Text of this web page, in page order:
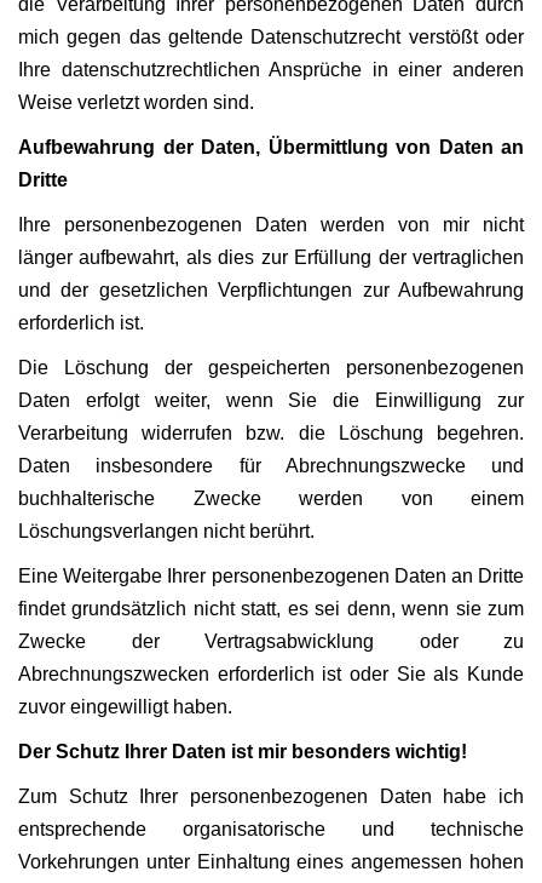
die Verarbeitung Ihrer personenbezogenen Daten durch
mich gegen das geltende Datenschutzrecht verstößt oder
Ihre datenschutzrechtlichen Ansprüche in einer anderen
Weise verletzt worden sind.
Aufbewahrung der Daten, Übermittlung von Daten an
Dritte
Ihre personenbezogenen Daten werden von mir nicht
länger aufbewahrt, als dies zur Erfüllung der vertraglichen
und der gesetzlichen Verpflichtungen zur Aufbewahrung
erforderlich ist.
Die Löschung der gespeicherten personenbezogenen
Daten erfolgt weiter, wenn Sie die Einwilligung zur
Verarbeitung widerrufen bzw. die Löschung begehren.
Daten insbesondere für Abrechnungszwecke und
buchhalterische Zwecke werden von einem
Löschungsverlangen nicht berührt.
Eine Weitergabe Ihrer personenbezogenen Daten an Dritte
findet grundsätzlich nicht statt, es sei denn, wenn sie zum
Zwecke der Vertragsabwicklung oder zu
Abrechnungszwecken erforderlich ist oder Sie als Kunde
zuvor eingewilligt haben.
Der Schutz Ihrer Daten ist mir besonders wichtig!
Zum Schutz Ihrer personenbezogenen Daten habe ich
entsprechende organisatorische und technische
Vorkehrungen unter Einhaltung eines angemessen hohen